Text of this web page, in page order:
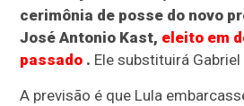
cerimônia de posse do novo
José Antonio Kast, eleito em
passado . Ele substituirá Gabriel
A previsão é que Lula